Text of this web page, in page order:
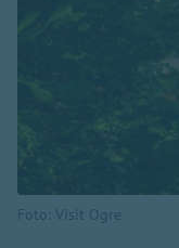
Foto: Visit Ogre